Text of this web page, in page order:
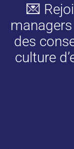
💌
des
culture